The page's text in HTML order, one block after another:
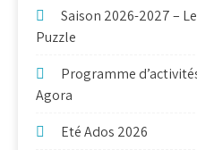
Saison 2026-2027 –
Puzzle
Programme
Agora
Eté Ados 2026